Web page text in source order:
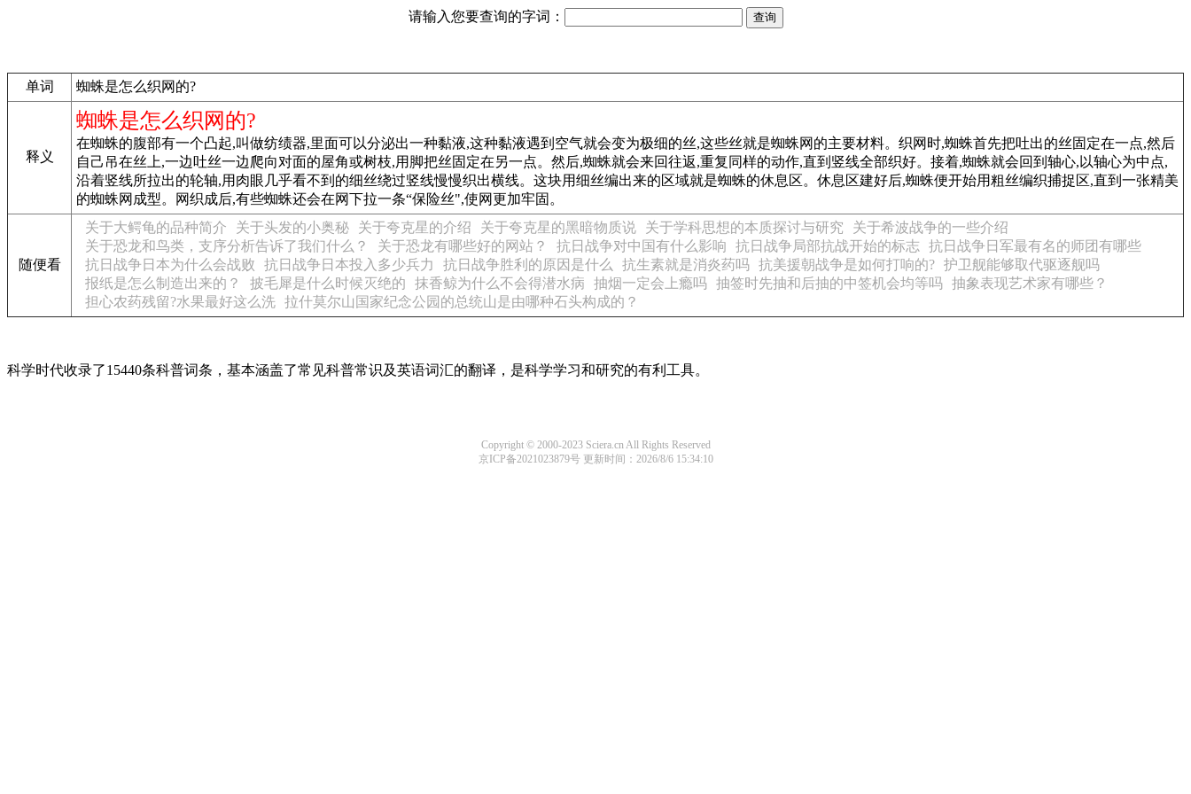
请输入您要查询的字词：
单词 蜘蛛是怎么织网的?
释义
蜘蛛是怎么织网的?
在蜘蛛的腹部有一个凸起,叫做纺绩器,里面可以分泌出一种黏液,这种黏液遇到空气就会变为极细的丝,这些丝就是蜘蛛网的主要材料。织网时,蜘蛛首先把吐出的丝固定在一点,然后
自己吊在丝上,一边吐丝一边爬向对面的屋角或树枝,用脚把丝固定在另一点。然后,蜘蛛就会来回往返,重复同样的动作,直到竖线全部织好。接着,蜘蛛就会回到轴心,以轴心为中点,
沿着竖线所拉出的轮轴,用肉眼几乎看不到的细丝绕过竖线慢慢织出横线。这块用细丝编出来的区域就是蜘蛛的休息区。休息区建好后,蜘蛛便开始用粗丝编织捕捉区,直到一张精美
的蜘蛛网成型。网织成后,有些蜘蛛还会在网下拉一条“保险丝",使网更加牢固。
随便看
关于大鳄龟的品种简介 关于头发的小奥秘 关于夸克星的介绍 关于夸克星的黑暗物质说 关于学科思想的本质探讨与研究
关于希波战争的一些介绍
关于恐龙和鸟类，支序分析告诉了我们什么？
关于恐龙有哪些好的网站？ 抗日战争对中国有什么影响 抗日战争局部抗战开始的标志
抗日战争日军最有名的师团有哪些
抗日战争日本为什么会战败
抗日战争日本投入多少兵力 抗日战争胜利的原因是什么 抗生素就是消炎药吗 抗美援朝战争是如何打响的? 护卫舰能够取代驱逐舰吗
报纸是怎么制造出来的？
披毛犀是什么时候灭绝的 抹香鲸为什么不会得潜水病 抽烟一定会上瘾吗 抽签时先抽和后抽的中签机会均等吗 抽象表现艺术家有哪些？
担心农药残留?水果最好这么洗 拉什莫尔山国家纪念公园的总统山是由哪种石头构成的？
科学时代收录了15440条科普词条，基本涵盖了常见科普常识及英语词汇的翻译，是科学学习和研究的有利工具。
Copyright © 2000-2023 Sciera.cn All Rights Reserved
京ICP备2021023879号更新时间：2026/8/6 15:34:10